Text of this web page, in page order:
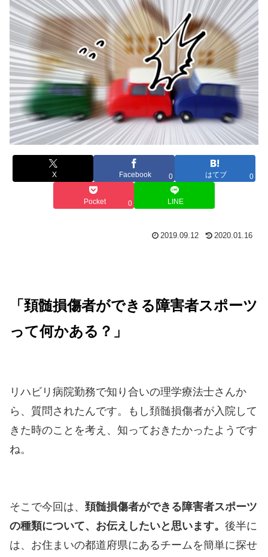
X Facebook 0 はてブ 0
Pocket 0 LINE
2019.09.12 2020.01.16
「頚髄損傷者ができる障害者スポーツ
って何かある？」
リハビリ病院勤務で知り合いの理学療法士さんか
ら、質問されたんです。もし頚髄損傷者が入院して
きた時のことを考え、知っておきたかったようです
ね。
そこで今回は、 頚髄損傷者ができる障害者スポーツ
の種類について、お伝えしたいと思います。 後半に
は、お住まいの都道府県にあるチームを簡単に探せ